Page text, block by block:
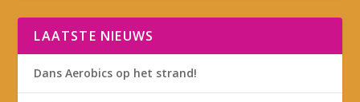
LAATSTE NIEUWS
Dans Aerobics op het strand!